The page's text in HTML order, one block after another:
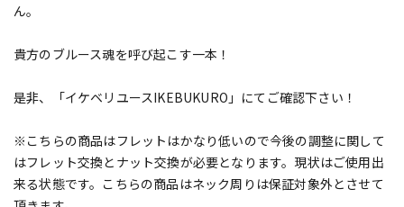
ん。
貴方のブルース魂を呼び起こす一本！
是非、「イケベリユースIKEBUKURO」にてご確認下さい！
※こちらの商品はフレットはかなり低いので今後の調整に関して
はフレット交換とナット交換が必要となります。現状はご使用出
来る状態です。こちらの商品はネック周りは保証対象外とさせて